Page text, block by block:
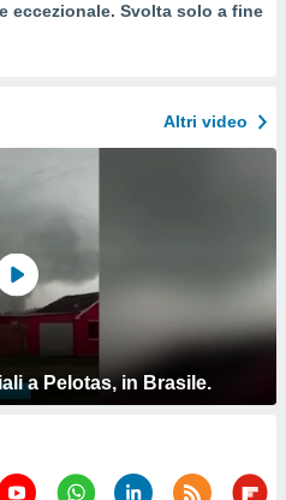
eccezionale. Svolta solo a fine
Altri video
a Pelotas, in Brasile.